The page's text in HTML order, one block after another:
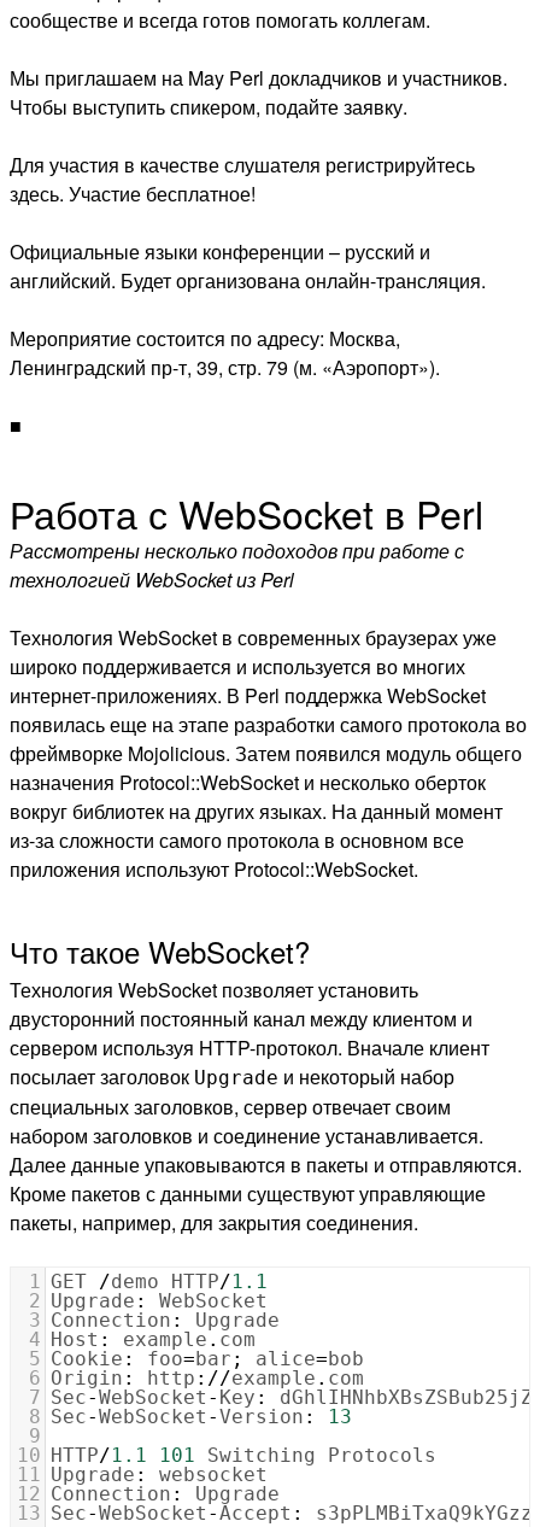
сообществе и всегда готов помогать коллегам.
Мы приглашаем на May Perl докладчиков и участников.
Чтобы выступить спикером, подайте заявку.
Для участия в качестве слушателя регистрируйтесь
здесь. Участие бесплатное!
Официальные языки конференции – русский и
английский. Будет организована онлайн-трансляция.
Мероприятие состоится по адресу: Москва,
Ленинградский пр-т, 39, стр. 79 (м. «Аэропорт»).
■
Работа с WebSocket в Perl
Рассмотрены несколько подоходов при работе с
технологией WebSocket из Perl
Технология WebSocket в современных браузерах уже
широко поддерживается и используется во многих
интернет-приложениях. В Perl поддержка WebSocket
появилась еще на этапе разработки самого протокола во
фреймворке Mojolicious. Затем появился модуль общего
назначения Protocol::WebSocket и несколько оберток
вокруг библиотек на других языках. На данный момент
из-за сложности самого протокола в основном все
приложения используют Protocol::WebSocket.
Что такое WebSocket?
Технология WebSocket позволяет установить
двусторонний постоянный канал между клиентом и
сервером используя HTTP-протокол. Вначале клиент
посылает заголовок Upgrade и некоторый набор
специальных заголовков, сервер отвечает своим
набором заголовков и соединение устанавливается.
Далее данные упаковываются в пакеты и отправляются.
Кроме пакетов с данными существуют управляющие
пакеты, например, для закрытия соединения.
1 GET /demo HTTP/1.1
2 Upgrade :
WebSocket
3 Connection :
Upgrade
4 Host : example . com
5 Cookie : foo=bar ; alice=bob
6 Origin : http : //example . com
7 Sec-WebSocket - Key :
8 Sec-WebSocket -Version :
13
9
10 HTTP/1.1 101 Switching
Protocols
11 Upgrade :
websocket
12 Connection :
Upgrade
13 Sec-WebSocket -Accept :